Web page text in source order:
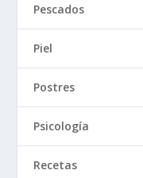
Pescados
Piel
Postres
Psicología
Recetas